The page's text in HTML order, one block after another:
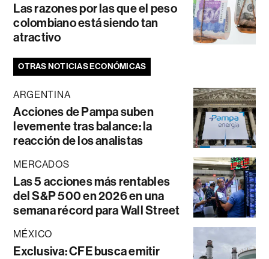
Las razones por las que el peso
colombiano está siendo tan
atractivo
OTRAS NOTICIAS ECONÓMICAS
ARGENTINA
Acciones de Pampa suben
levemente tras balance: la
reacción de los analistas
MERCADOS
Las 5 acciones más rentables
del S&P 500 en 2026 en una
semana récord para Wall Street
MÉXICO
Exclusiva: CFE busca emitir